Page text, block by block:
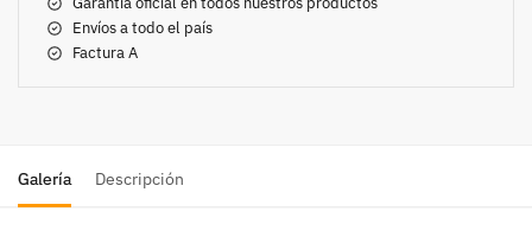
Envíos a todo el país
Factura A
Galería Descripción